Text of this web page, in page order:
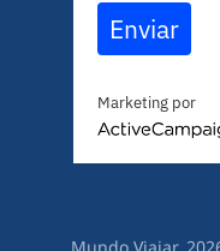
Enviar
Marketing por
A